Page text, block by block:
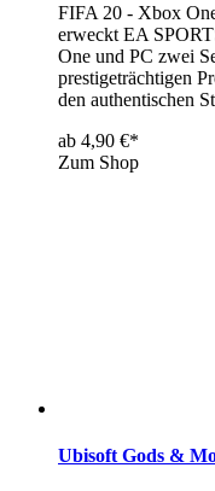
FIFA 20 - Xbox
erweckt EA
One und PC zwei
prestigeträchtigen
den authentischen
ab 4,90 €*
Zum Shop
Ubisoft Gods &